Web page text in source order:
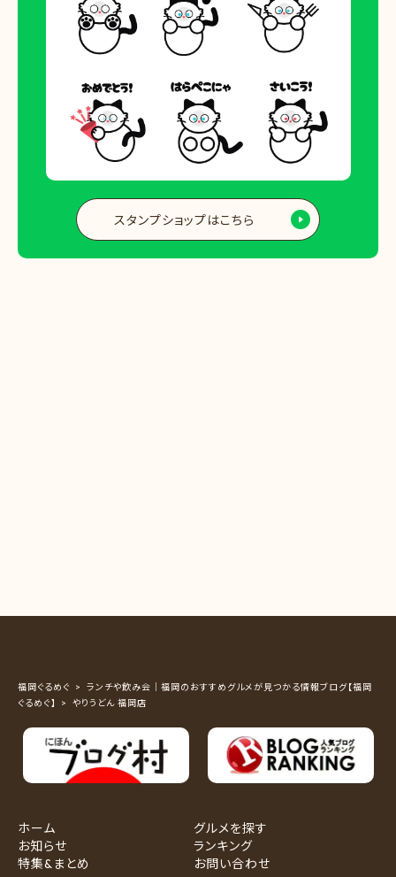
スタンプショップはこちら
福岡ぐるめぐ
ランチや飲み会｜福岡のおすすめグルメが見つかる情報ブログ【福岡
ぐるめぐ】
やりうどん 福岡店
ホーム
グルメを探す
お知らせ
ランキング
特集&まとめ
お問い合わせ